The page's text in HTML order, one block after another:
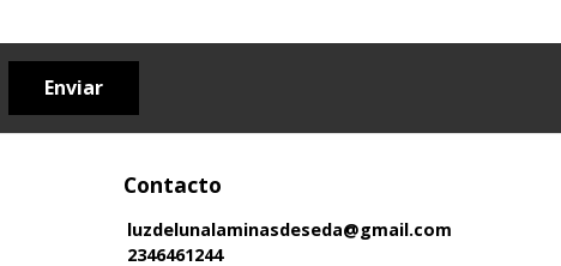
Enviar
Contacto
luzdelunalaminasdeseda@gmail.com
2346461244